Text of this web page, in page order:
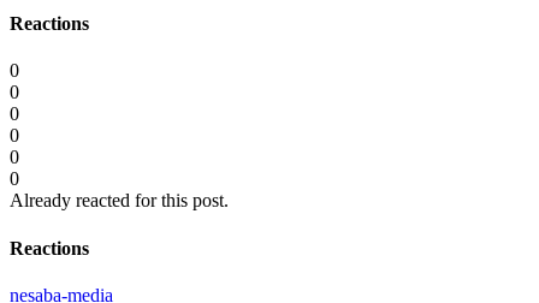
Reactions
0
0
0
0
0
0
Already reacted for this post.
Reactions
nesaba-media